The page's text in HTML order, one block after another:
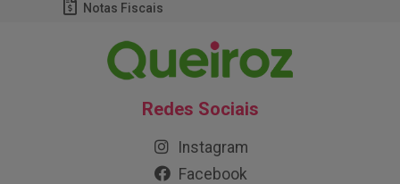
Notas Fiscais
Redes Sociais
Instagram
Facebook